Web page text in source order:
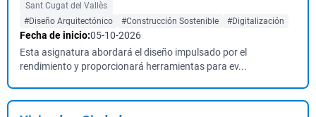
Sant Cugat del Vallès
#Diseño Arquitectónico
#Construcción Sostenible #Digitalización
Fecha de inicio:05-10-2026
Esta asignatura abordará el diseño impulsado por el
rendimiento y proporcionará herramientas para ev...